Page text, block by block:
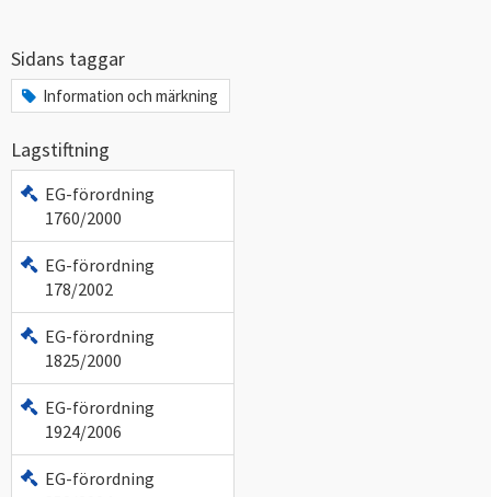
Sidans taggar
Information och märkning
Lagstiftning
EG-förordning
1760/2000
EG-förordning
178/2002
EG-förordning
1825/2000
EG-förordning
1924/2006
EG-förordning